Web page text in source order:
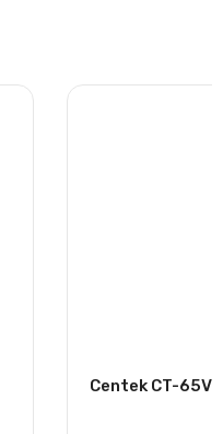
Centek CT-